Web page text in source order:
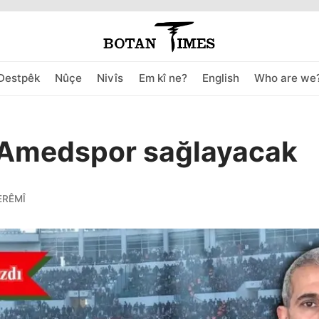
Nûçe Nivîs Em kî ne? English Who are
Amedspor sağlayacak